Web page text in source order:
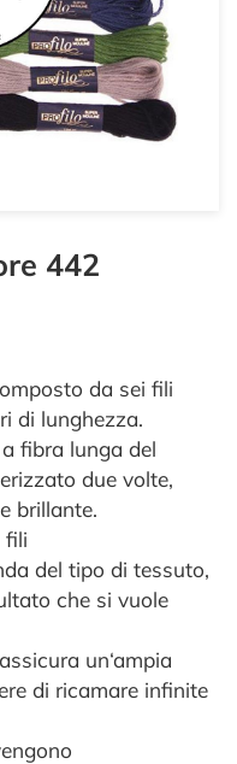
442
da sei fili
di lunghezza.
fibra lunga del
due volte,
brillante.
fili
del tipo di tessuto,
che si vuole
un‘ampia
di ricamare infinite